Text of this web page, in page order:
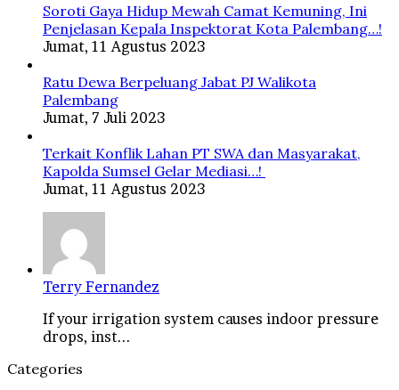
Soroti Gaya Hidup Mewah Camat Kemuning, Ini
Penjelasan Kepala Inspektorat Kota Palembang…!
Jumat, 11 Agustus 2023
Ratu Dewa Berpeluang Jabat PJ Walikota
Palembang
Jumat, 7 Juli 2023
Terkait Konflik Lahan PT SWA dan Masyarakat,
Kapolda Sumsel Gelar Mediasi…!
Jumat, 11 Agustus 2023
Terry Fernandez
If your irrigation system causes indoor pressure
drops, inst...
Categories